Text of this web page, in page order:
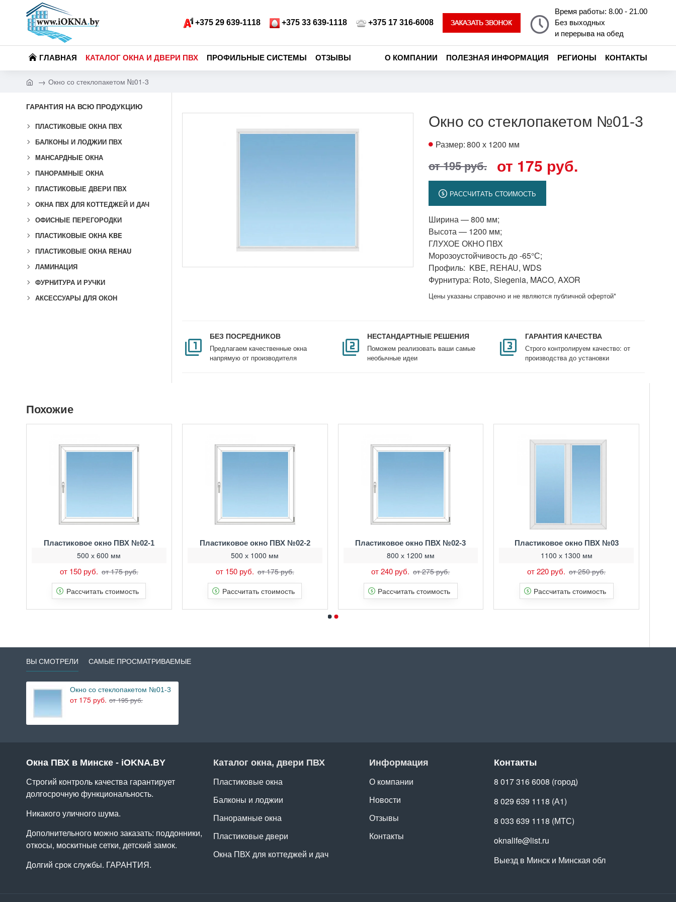
+375 29 639-1118 +375 33 639-1118 +375 17 316-6008
Время работы: 8.00 - 21.00
Без выходных
и перерыва на обед
ГЛАВНАЯ КАТАЛОГ ОКНА И ДВЕРИ ПВХ ПРОФИЛЬНЫЕ СИСТЕМЫ ОТЗЫВЫ О КОМПАНИИ ПОЛЕЗНАЯ ИНФОРМАЦИЯ РЕГИОНЫ КОНТАКТЫ
Окно со стеклопакетом №01-3
ГАРАНТИЯ НА ВСЮ ПРОДУКЦИЮ
ПЛАСТИКОВЫЕ ОКНА ПВХ
БАЛКОНЫ И ЛОДЖИИ ПВХ
МАНСАРДНЫЕ ОКНА
ПАНОРАМНЫЕ ОКНА
ПЛАСТИКОВЫЕ ДВЕРИ ПВХ
ОКНА ПВХ ДЛЯ КОТТЕДЖЕЙ И ДАЧ
ОФИСНЫЕ ПЕРЕГОРОДКИ
ПЛАСТИКОВЫЕ ОКНА KBE
ПЛАСТИКОВЫЕ ОКНА REHAU
ЛАМИНАЦИЯ
ФУРНИТУРА И РУЧКИ
АКСЕССУАРЫ ДЛЯ ОКОН
Окно со стеклопакетом №01-3
Размер:800 х 1200 мм
от 175 руб.
от 195 руб.
РАССЧИТАТЬ СТОИМОСТЬ
Цены указаны справочно и не являются публичной офертой*
Ширина — 800 мм;
Высота — 1200 мм;
ГЛУХОЕ ОКНО ПВХ
Морозоустойчивость до -65°С;
Профиль: KBE, REHAU, WDS
Фурнитура: Roto, Siegenia, MACO, AXOR
БЕЗ ПОСРЕДНИКОВ
Предлагаем качественные окна
напрямую от производителя
НЕСТАНДАРТНЫЕ РЕШЕНИЯ
Поможем реализовать ваши самые
необычные идеи
ГАРАНТИЯ КАЧЕСТВА
Строго контролируем качество: от
производства до установки
Похожие
500 х 600 мм
Пластиковое окно ПВХ №02-1
от 150 руб. от 175 руб.
Рассчитать стоимость
500 х 1000 мм
Пластиковое окно ПВХ №02-2
от 150 руб. от 175 руб.
Рассчитать стоимость
800 х 1200 мм
Пластиковое окно ПВХ №02-3
от 240 руб. от 275 руб.
Рассчитать стоимость
1100 х 1300 мм
Пластиковое окно ПВХ №03
от 220 руб. от 250 руб.
Рассчитать стоимость
ВЫ СМОТРЕЛИ САМЫЕ ПРОСМАТРИВАЕМЫЕ
Окно со стеклопакетом №01-3
от 175 руб. от 195 руб.
Окна ПВХ в Минске - iOKNA.BY
Строгий контроль качества гарантирует
долгосрочную функциональность.
Никакого уличного шума.
Дополнительного можно заказать: поддонники,
откосы, москитные сетки, детский замок.
Долгий срок службы. ГАРАНТИЯ.
Каталог окна, двери ПВХ
Пластиковые окна
Балконы и лоджии
Панорамные окна
Пластиковые двери
Окна ПВХ для коттеджей и дач
Информация
О компании
Новости
Отзывы
Контакты
Контакты
8 017 316 6008 (город)
8 029 639 1118 (А1)
8 033 639 1118 (МТС)
oknalife@list.ru
Выезд в Минск и Минская обл